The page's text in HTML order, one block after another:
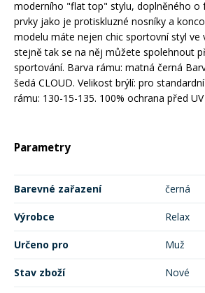
Rukavice na kolo
moderního "flat top" stylu, doplněného o
prvky jako je protiskluzné nosníky a
modelu máte nejen chic sportovní styl ve
stejně tak se na něj můžete spolehnout
sportování. Barva rámu: matná černá
šedá CLOUD. Velikost brýlí: pro
rámu: 130-15-135. 100% ochrana před
Parametry
Barevné zařazení černá
Výrobce Relax
Určeno pro Muž
Stav zboží Nové